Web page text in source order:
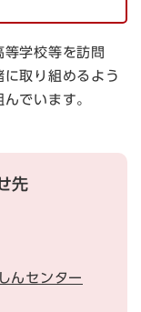
学校等を訪問
取り組めるよう
でいます。
先
んセンター